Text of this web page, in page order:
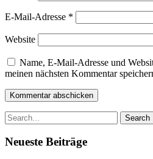
E-Mail-Adresse *
Website
Name, E-Mail-Adresse und
meinen nächsten Kommentar
Search
for:
Neueste Beiträge